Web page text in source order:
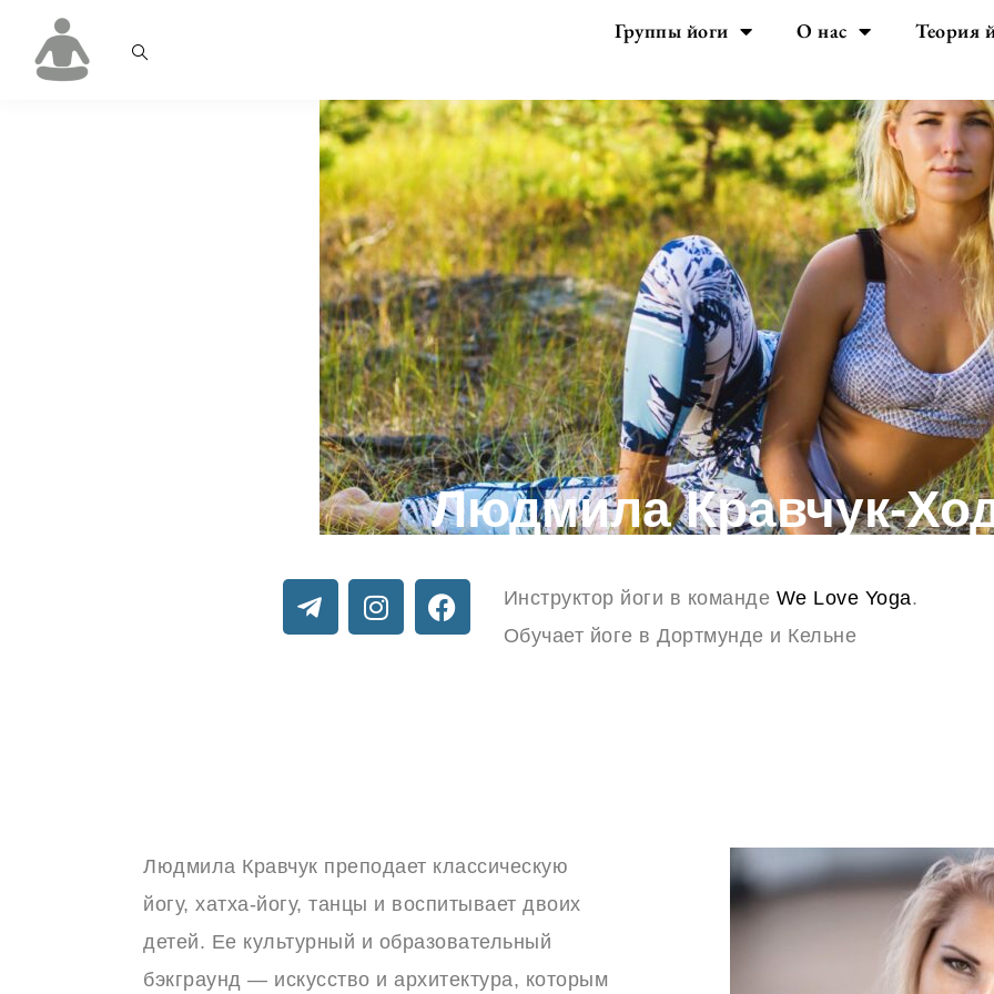
Группы йоги О нас Теория
Людмила Кравчук-
Инструктор йоги в команде We Love Yoga.
Обучает йоге в Дортмунде и Кельне
Людмила Кравчук преподает классическую
йогу, хатха-йогу, танцы и воспитывает двоих
детей. Ее культурный и образовательный
бэкграунд — искусство и архитектура, которым